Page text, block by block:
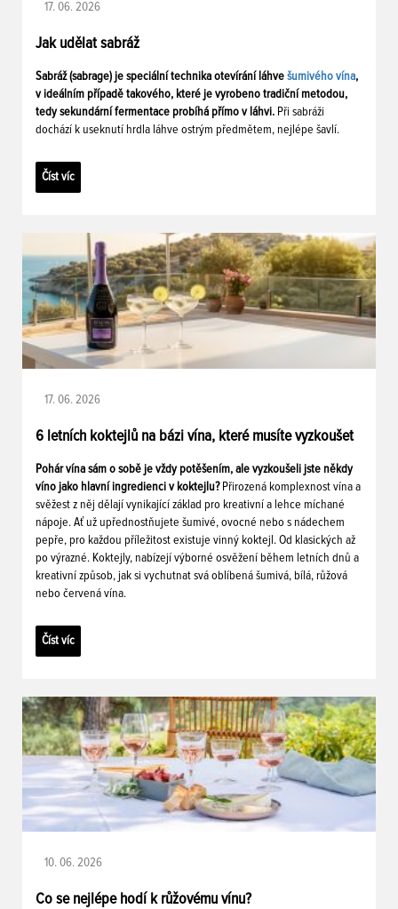
17. 06. 2026
Jak udělat sabráž
Sabráž (sabrage) je speciální technika otevírání láhve šumivého vína,
v ideálním případě takového, které je vyrobeno tradiční metodou,
tedy sekundární fermentace probíhá přímo v láhvi. Při sabráži
dochází k useknutí hrdla láhve ostrým předmětem, nejlépe šavlí.
Číst víc
17. 06. 2026
6 letních koktejlů na bázi vína, které musíte vyzkoušet
Pohár vína sám o sobě je vždy potěšením, ale vyzkoušeli jste někdy
víno jako hlavní ingredienci v koktejlu? Přirozená komplexnost vína a
svěžest z něj dělají vynikající základ pro kreativní a lehce míchané
nápoje. Ať už upřednostňujete šumivé, ovocné nebo s nádechem
pepře, pro každou příležitost existuje vinný koktejl. Od klasických až
po výrazné. Koktejly, nabízejí výborné osvěžení během letních dnů a
kreativní způsob, jak si vychutnat svá oblíbená šumivá, bílá, růžová
nebo červená vína.
Číst víc
10. 06. 2026
Co se nejlépe hodí k růžovému vínu?